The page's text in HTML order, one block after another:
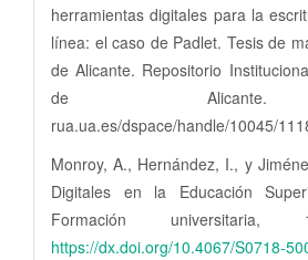
herramientas digitales para la
línea: el caso de Padlet. Tesis de
de Alicante. Repositorio
de
rua.ua.es/dspace/handle/10045/
Monroy, A., Hernández, I., y
Digitales en la Educación
Formación universitaria,
https://dx.doi.org/10.4067/S0718-